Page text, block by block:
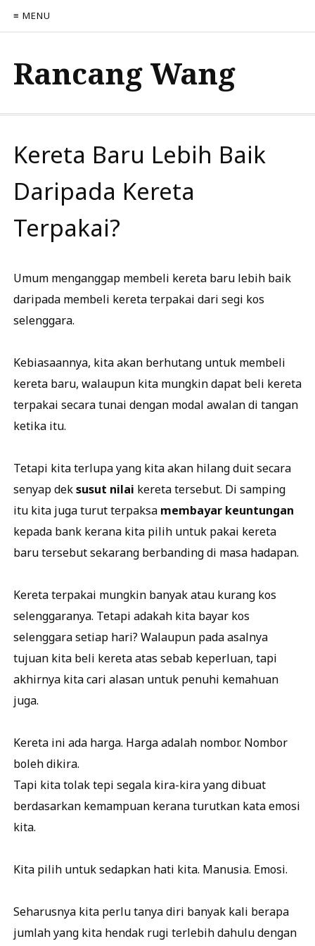
≡ MENU
Rancang Wang
Kereta Baru Lebih Baik
Daripada Kereta
Terpakai?
Umum menganggap membeli kereta baru lebih baik
daripada membeli kereta terpakai dari segi kos
selenggara.
Kebiasaannya, kita akan berhutang untuk membeli
kereta baru, walaupun kita mungkin dapat beli kereta
terpakai secara tunai dengan modal awalan di tangan
ketika itu.
Tetapi kita terlupa yang kita akan hilang duit secara
senyap deksusut nilai kereta tersebut. Di samping
itu kita juga turut terpaksa membayar keuntungan
kepada bank kerana kita pilih untuk pakai kereta
baru tersebut sekarang berbanding di masa hadapan.
Kereta terpakai mungkin banyak atau kurang kos
selenggaranya. Tetapi adakah kita bayar kos
selenggara setiap hari? Walaupun pada asalnya
tujuan kita beli kereta atas sebab keperluan, tapi
akhirnya kita cari alasan untuk penuhi kemahuan
juga.
Kereta ini ada harga. Harga adalah nombor. Nombor
boleh dikira.
Tapi kita tolak tepi segala kira-kira yang dibuat
berdasarkan kemampuan kerana turutkan kata emosi
kita.
Kita pilih untuk sedapkan hati kita. Manusia. Emosi.
Seharusnya kita perlu tanya diri banyak kali berapa
jumlah yang kita hendak rugi terlebih dahulu dengan